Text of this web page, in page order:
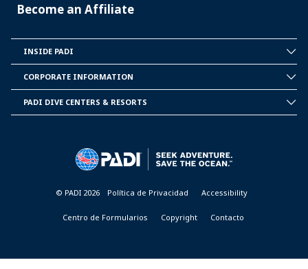
Become an Affiliate
PADI
INSIDE PADI
INFORMATION
CORPORATE INFORMATION
PADI DIVE CENTERS & RESORTS
© PADI 2026 Política de Privacidad Accessibility
Centro de Formularios Copyright Contacto